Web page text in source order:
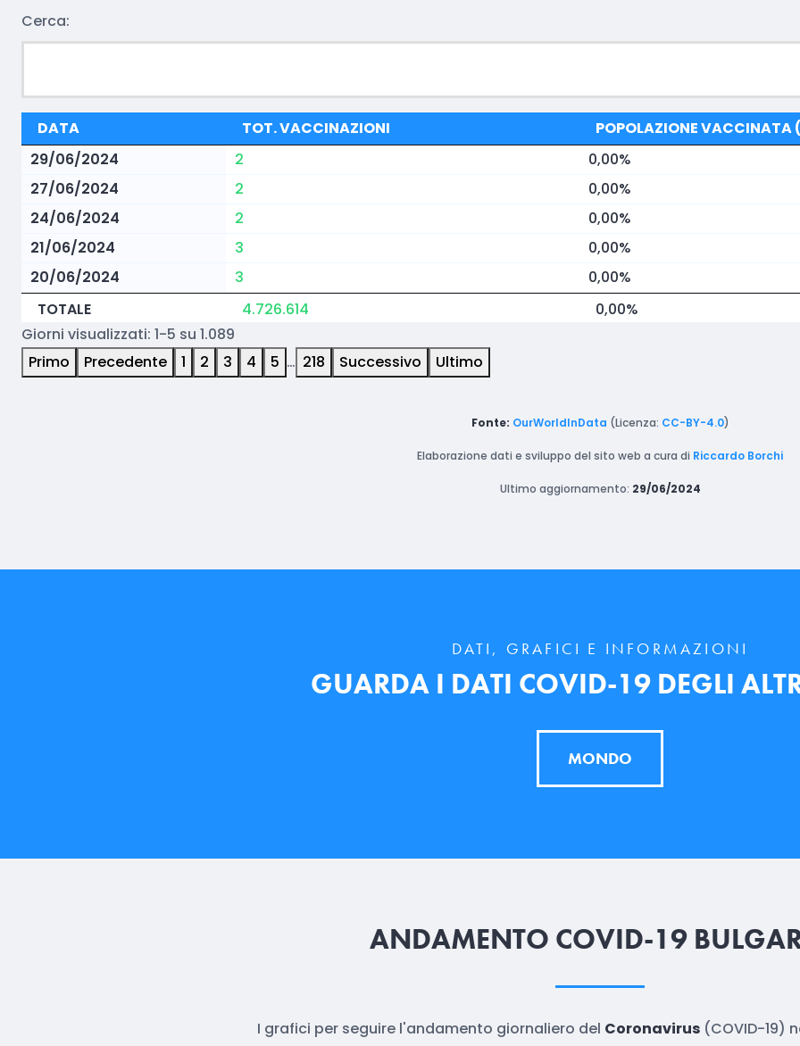
Cerca:
DATA TOT. VACCINAZIONI
POPOLAZIONE VACCINATA
29/06/2024
2
0,00%
27/06/2024
2
0,00%
24/06/2024
2
0,00%
21/06/2024
3
0,00%
20/06/2024
3
0,00%
TOTALE
4.726.614
0,00%
Giorni visualizzati: 1-5 su 1.089
Primo
Precedente 1 2 3 4 5 … 218 Successivo Ultimo
Fonte: OurWorldInData (Licenza: CC-BY-4.0)
Elaborazione dati e sviluppo del sito web a cura di Riccardo Borchi
Ultimo aggiornamento: 29/06/2024
DATI, GRAFICI E INFORMAZIONI
GUARDA I DATI COVID-19 DEGLI
MONDO
ANDAMENTO COVID-19
I grafici per seguire l'andamento giornaliero del Coronavirus (COVID-19)